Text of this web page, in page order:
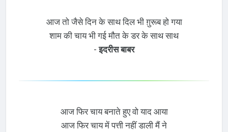
आज तो जैसे दिन के साथ दिल भी ग़ुरूब हो गया
शाम की चाय भी गई मौत के डर के साथ साथ
-इदरीस बाबर
आज फिर चाय बनाते हुए वो याद आया
आज फिर चाय में पत्ती नहीं डाली मैं ने